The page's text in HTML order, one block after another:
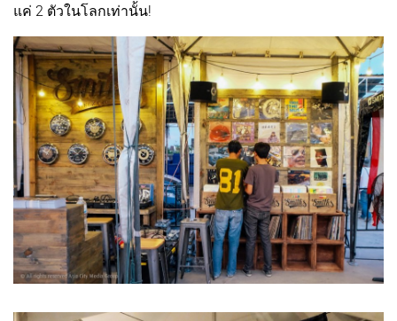
แค่ 2 ตัวในโลกเท่านั้น!